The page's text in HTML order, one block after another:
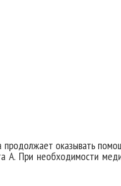
оказывать
А. При необходимости